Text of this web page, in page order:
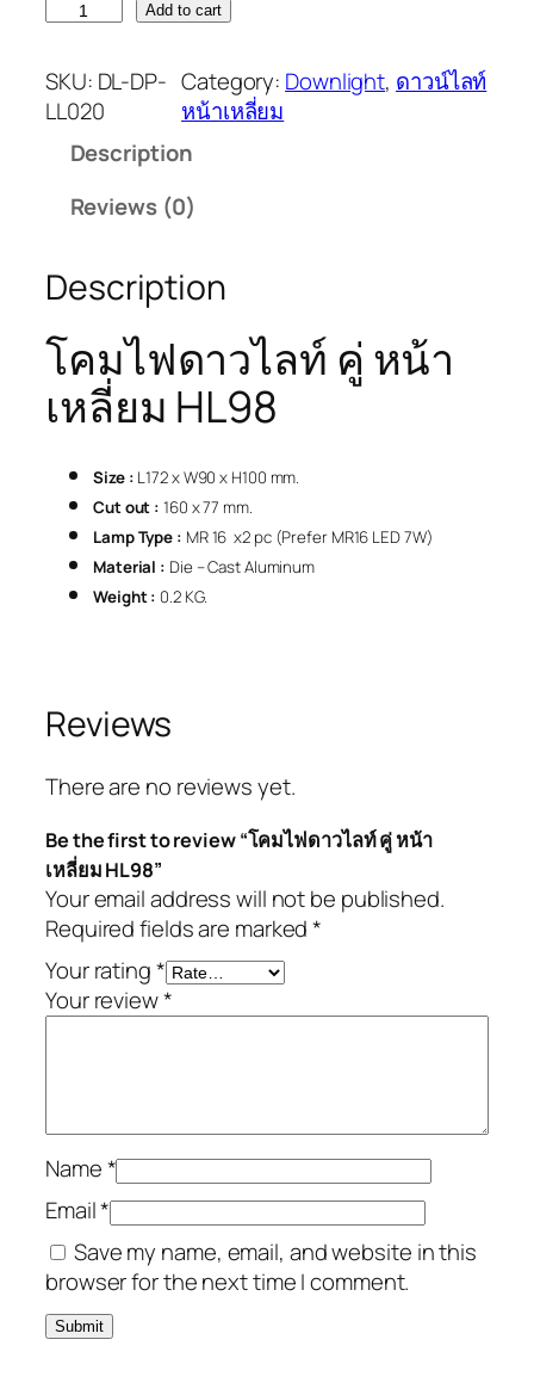
Add to cart
SKU: DL-DP-
LL020
Category: Downlight, ดาวน์ไลท์
หน้าเหลี่ยม
Description
Reviews (0)
Description
โคมไฟดาวไลท์ คู่ หน้า
เหลี่ยม HL98
Size : L172 x W90 x H100 mm.
Cut out : 160 x 77 mm.
Lamp Type : MR 16 x2 pc (Prefer MR16 LED 7W)
Material : Die – Cast Aluminum
Weight : 0.2 KG.
Reviews
There are no reviews yet.
Be the first to review “โคมไฟดาวไลท์ คู่ หน้า
เหลี่ยม HL98”
Your email address will not be published.
Required fields are marked*
Your rating*
Your review*
Name*
Email*
Save my name, email, and website in this
browser for the next time I comment.